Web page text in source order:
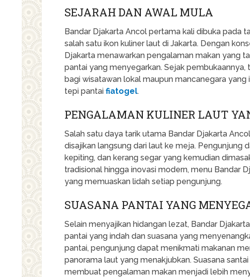
SEJARAH DAN AWAL MULA
Bandar Djakarta Ancol pertama kali dibuka pada
salah satu ikon kuliner laut di Jakarta. Dengan
Djakarta menawarkan pengalaman makan yang
pantai yang menyegarkan. Sejak
bagi wisatawan lokal maupun mancanegara
tepi pantai fiatogel.
PENGALAMAN KULINER LAUT
Salah satu daya tarik utama Bandar Djakarta
disajikan langsung dari laut ke meja. Pengunjung
kepiting, dan kerang segar yang kemudian
tradisional hingga inovasi modern, menu Bandar
yang memuaskan lidah setiap pengunjung.
SUASANA PANTAI YANG
Selain menyajikan hidangan lezat, Bandar
pantai yang indah dan suasana yang
pantai, pengunjung dapat menikmati makanan
panorama laut yang menakjubkan. Suasana
membuat pengalaman makan menjadi lebih